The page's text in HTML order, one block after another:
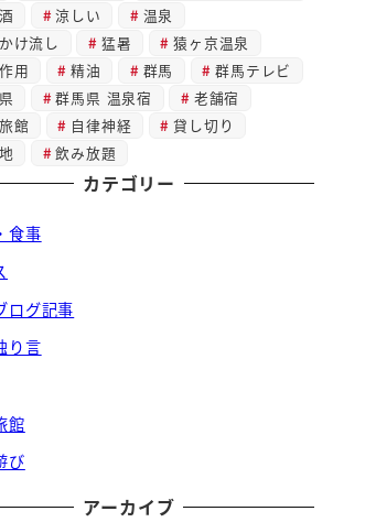
涼しい
温泉
け流し
猛暑
猿ヶ京温泉
用
精油 群馬
群馬テレビ
群馬県 温泉宿
老舗宿
館
自律神経
貸し切り
飲み放題
カテゴリー
食事
ログ記事
り言
館
び
アーカイブ